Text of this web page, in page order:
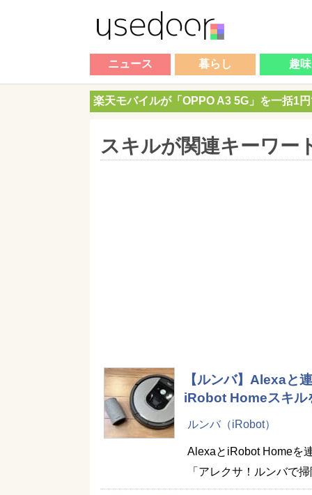
ニュース 暮らし 趣味
楽天モバイルが「OPPO A3 5G」を一括1
スキルが関連キーワー
【ルンバ】Alexaと
iRobot Homeスキル
ルンバ（iRobot）
AlexaとiRobot Homeを
「アレクサ！ルンバで